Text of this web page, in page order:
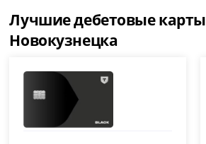
Лучшие дебетовые карты
Новокузнецка